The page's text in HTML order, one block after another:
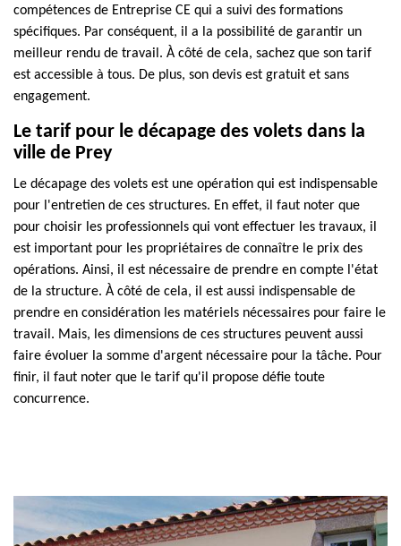
compétences de Entreprise CE qui a suivi des formations
spécifiques. Par conséquent, il a la possibilité de garantir un
meilleur rendu de travail. À côté de cela, sachez que son tarif
est accessible à tous. De plus, son devis est gratuit et sans
engagement.
Le tarif pour le décapage des volets dans la
ville de Prey
Le décapage des volets est une opération qui est indispensable
pour l'entretien de ces structures. En effet, il faut noter que
pour choisir les professionnels qui vont effectuer les travaux, il
est important pour les propriétaires de connaître le prix des
opérations. Ainsi, il est nécessaire de prendre en compte l'état
de la structure. À côté de cela, il est aussi indispensable de
prendre en considération les matériels nécessaires pour faire le
travail. Mais, les dimensions de ces structures peuvent aussi
faire évoluer la somme d'argent nécessaire pour la tâche. Pour
finir, il faut noter que le tarif qu'il propose défie toute
concurrence.